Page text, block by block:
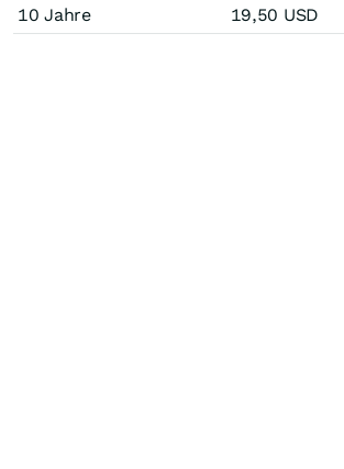
10 Jahre
19,50 USD